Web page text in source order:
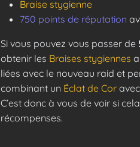
Braise stygienne
750 points de réputation
Si vous pouvez vous passer de
obtenir les Braises stygiennes
liées avec le nouveau raid et
combinant un Éclat de Cor
C’est donc à vous de voir si
récompenses.